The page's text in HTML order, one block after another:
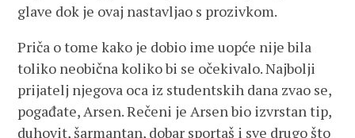
glave dok je ovaj nastavljao s prozivkom.
Priča o tome kako je dobio ime uopće nije bila
toliko neobična koliko bi se očekivalo. Najbolji
prijatelj njegova oca iz studentskih dana zvao se,
pogađate, Arsen. Rečeni je Arsen bio izvrstan tip,
duhovit, šarmantan, dobar sportaš i sve drugo što